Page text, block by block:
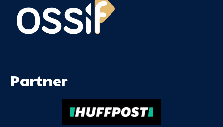
Partner